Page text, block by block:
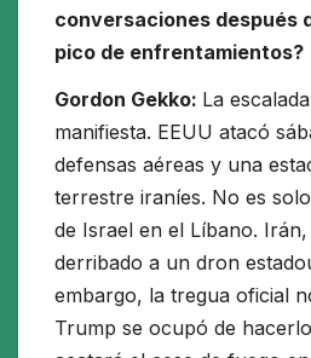
conversaciones después
pico de enfrentamientos?
Gordon Gekko: La
manifiesta. EEUU atacó
defensas aéreas y una
terrestre iraníes. No es
de Israel en el Líbano.
derribado a un dron
embargo, la tregua oficial
Trump se ocupó de